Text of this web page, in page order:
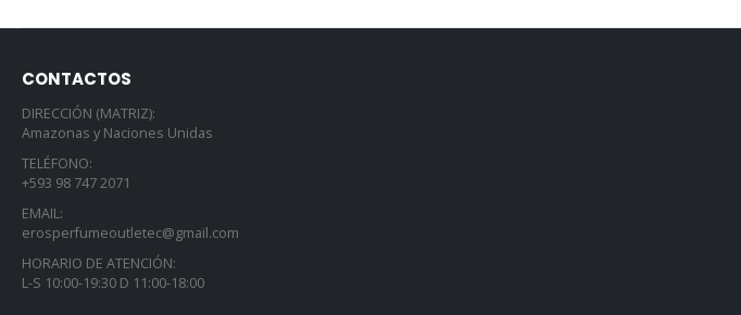
CONTACTOS
DIRECCIÓN (MATRIZ):
Amazonas y Naciones Unidas
TELÉFONO:
+593 98 747 2071
EMAIL:
erosperfumeoutletec@gmail.com
HORARIO DE ATENCIÓN:
L-S 10:00-19:30 D 11:00-18:00